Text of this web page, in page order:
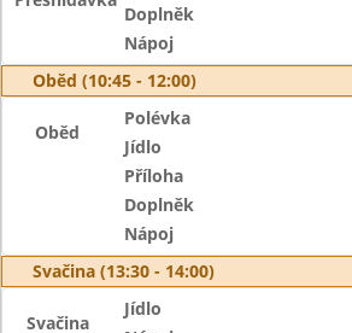
Doplněk
Nápoj
Oběd (10:45 - 12:00)
Oběd
Polévka
Jídlo
Příloha
Doplněk
Nápoj
Svačina (13:30 - 14:00)
Svačina
Jídlo